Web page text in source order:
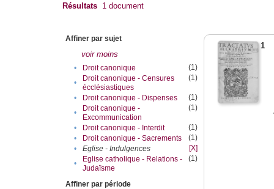
Résultats 1 document
Affiner par sujet
voir moins
• Droit canonique
(1)
•
Droit canonique - Censures
écclésiastiques
(1)
• Droit canonique - Dispenses
(1)
•
Droit canonique -
Excommunication
(1)
• Droit canonique - Interdit
(1)
•
Droit canonique - Sacrements
(1)
•
Eglise - Indulgences
[X]
•
Eglise catholique - Relations -
Judaïsme
(1)
Affiner par période
1